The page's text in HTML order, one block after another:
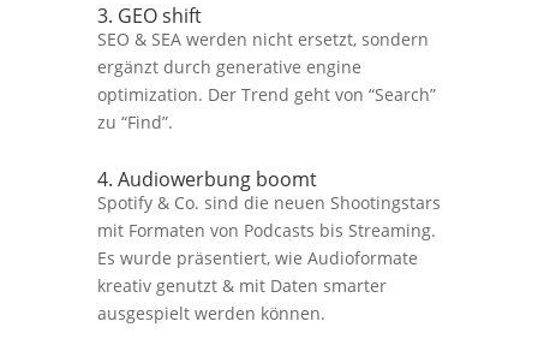
3. GEO shift
SEO & SEA werden nicht ersetzt, sondern
ergänzt durch generative engine
optimization. Der Trend geht von “Search”
zu “Find”.
4. Audiowerbung boomt
Spotify & Co. sind die neuen Shootingstars
mit Formaten von Podcasts bis Streaming.
Es wurde präsentiert, wie Audioformate
kreativ genutzt & mit Daten smarter
ausgespielt werden können.